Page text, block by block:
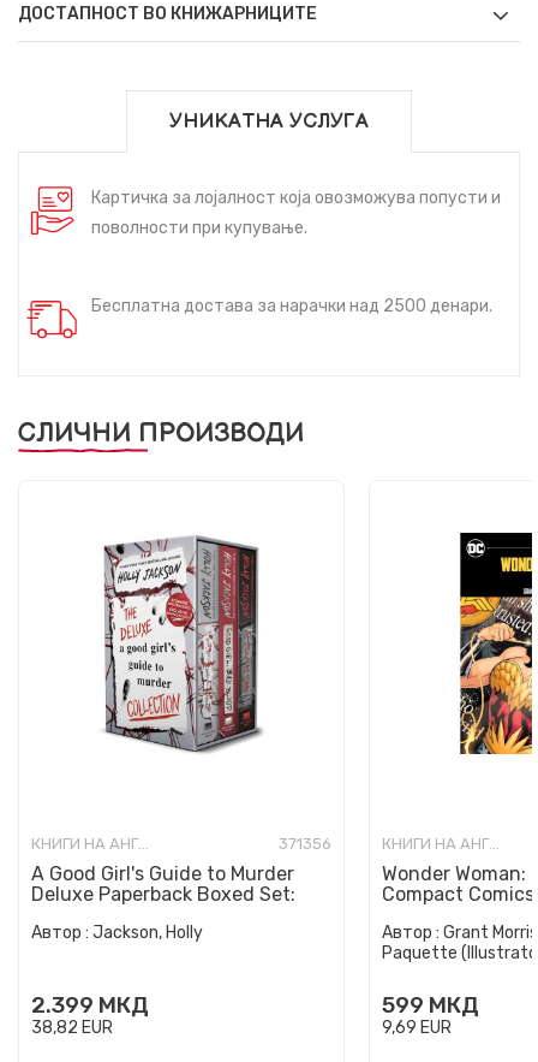
ДОСТАПНОСТ ВО КНИЖАРНИЦИТЕ
УНИКАТНА УСЛУГА
Картичка за лојалност која овозможува попусти и
поволности при купување.
Бесплатна достава за нарачки над 2500 денари.
СЛИЧНИ ПРОИЗВОДИ
КНИГИ НА АНГЛИСКИ ЈАЗИК 371356
A Good Girl's Guide to Murder
Deluxe Paperback Boxed Set:
Автор : Jackson, Holly
2.399 МКД
38,82 EUR
КНИГИ НА АНГЛИСКИ ЈАЗИК
Wonder Woman:
Compact
Автор : Grant
Paquette
599 МКД
9,69 EUR